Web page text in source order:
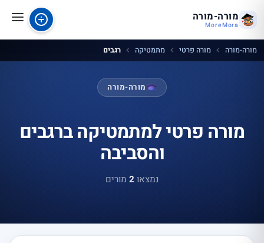
מורה-מורה
MoreMora
מורה-מורה מורה פרטי מתמטיקה רגבים
מורה-מורה
מורה פרטי למתמטיקה ברגבים
והסביבה
נמצאו2 מורים